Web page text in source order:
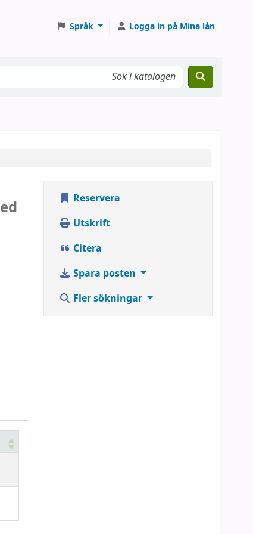
Språk Logga in på Mina lån
Reservera
Utskrift
Citera
Spara posten
Fler sökningar